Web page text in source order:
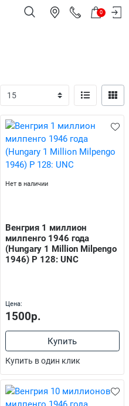
0
Нет в наличии
Венгрия 1 миллион
милпенго 1946 года
(Hungary 1 Million Milpengo
1946) P 128: UNC
Цена:
1500р.
Купить
Купить в один клик